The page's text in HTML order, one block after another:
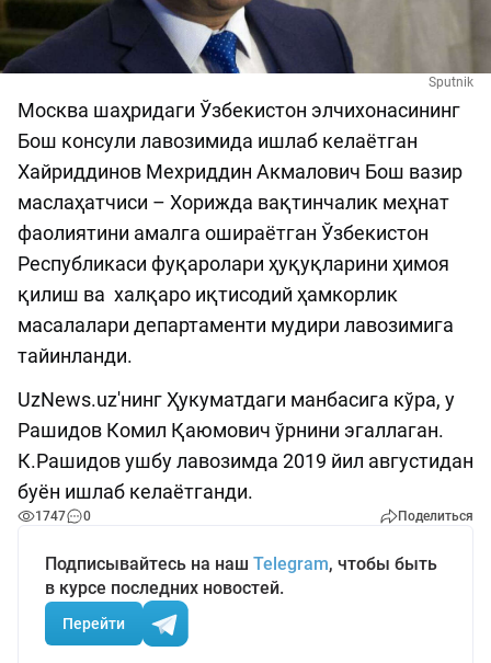
Sputnik
Москва шаҳридаги Ўзбекистон элчихонасининг
Бош консули лавозимида ишлаб келаётган
Хайриддинов Мехриддин Акмалович Бош вазир
маслаҳатчиси – Хорижда вақтинчалик меҳнат
фаолиятини амалга ошираётган Ўзбекистон
Республикаси фуқаролари ҳуқуқларини ҳимоя
қилиш ва халқаро иқтисодий ҳамкорлик
масалалари департаменти мудири лавозимига
тайинланди.
UzNews.uz'нинг Ҳукуматдаги манбасига кўра, у
Рашидов Комил Қаюмович ўрнини эгаллаган.
К.Рашидов ушбу лавозимда 2019 йил августидан
буён ишлаб келаётганди.
1747 0 Поделиться
Подписывайтесь на наш Telegram, чтобы быть
в курсе последних новостей.
Перейти